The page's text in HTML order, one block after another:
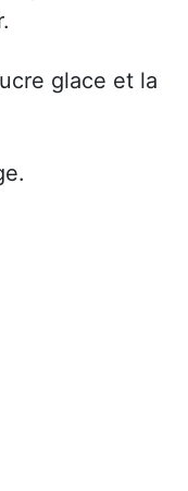
glace et la